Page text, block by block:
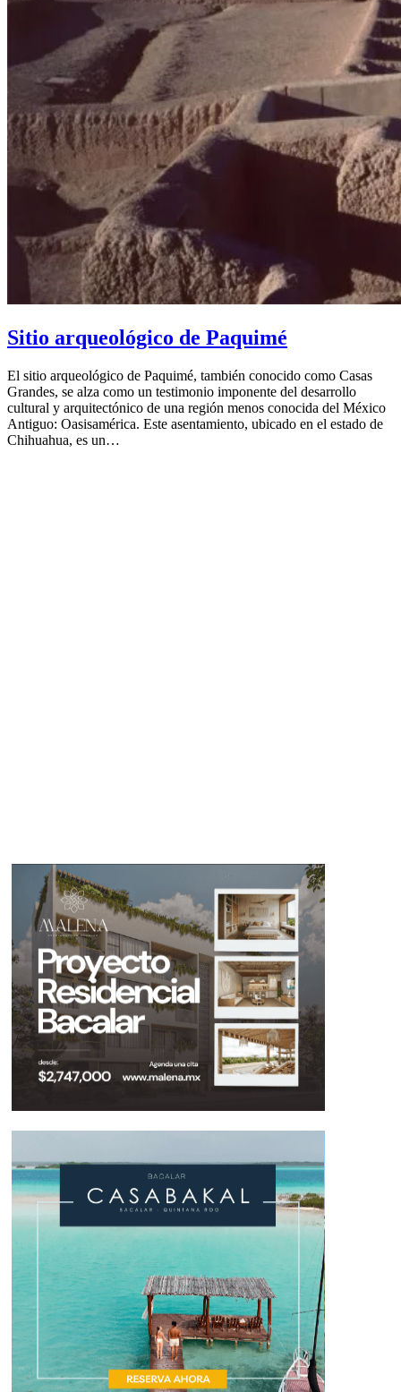
Sitio arqueológico de Paquimé
El sitio arqueológico de Paquimé, también conocido como Casas
Grandes, se alza como un testimonio imponente del desarrollo
cultural y arquitectónico de una región menos conocida del México
Antiguo: Oasisamérica. Este asentamiento, ubicado en el estado de
Chihuahua, es un…